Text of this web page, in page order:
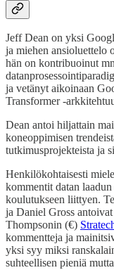
Jeff Dean on yksi
ja miehen ansioluettelo
hän on kontribuoinut
ja vetänyt aikoinaan
Transformer -
Dean antoi hiljattain
koneoppimisen
tutkimusprojekteista ja
Henkilökohtaisesti
kommentit datan
koulutukseen liittyen.
ja Daniel Gross
Thompsonin (€)
kommentteja ja
yksi syy miksi
suhteellisen pieniä